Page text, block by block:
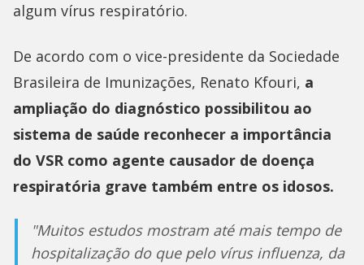
algum vírus respiratório.
De acordo com o vice-presidente da Sociedade
Brasileira de Imunizações, Renato Kfouri, a
ampliação do diagnóstico possibilitou ao
sistema de saúde reconhecer a importância
do VSR como agente causador de doença
respiratória grave também entre os idosos.
"Muitos estudos mostram até mais tempo de
hospitalização do que pelo vírus influenza, da